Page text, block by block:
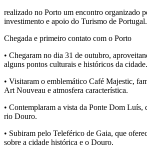
realizado no Porto um encontro organizado
investimento e apoio do Turismo de Portugal.
Chegada e primeiro contato com o Porto
• Chegaram no dia 31 de outubro,
alguns pontos culturais e históricos da cidade.
• Visitaram o emblemático Café Majestic,
Art Nouveau e atmosfera característica.
• Contemplaram a vista da Ponte Dom Luís,
rio Douro.
• Subiram pelo Teleférico de Gaia, que
sobre a cidade histórica e o Douro.